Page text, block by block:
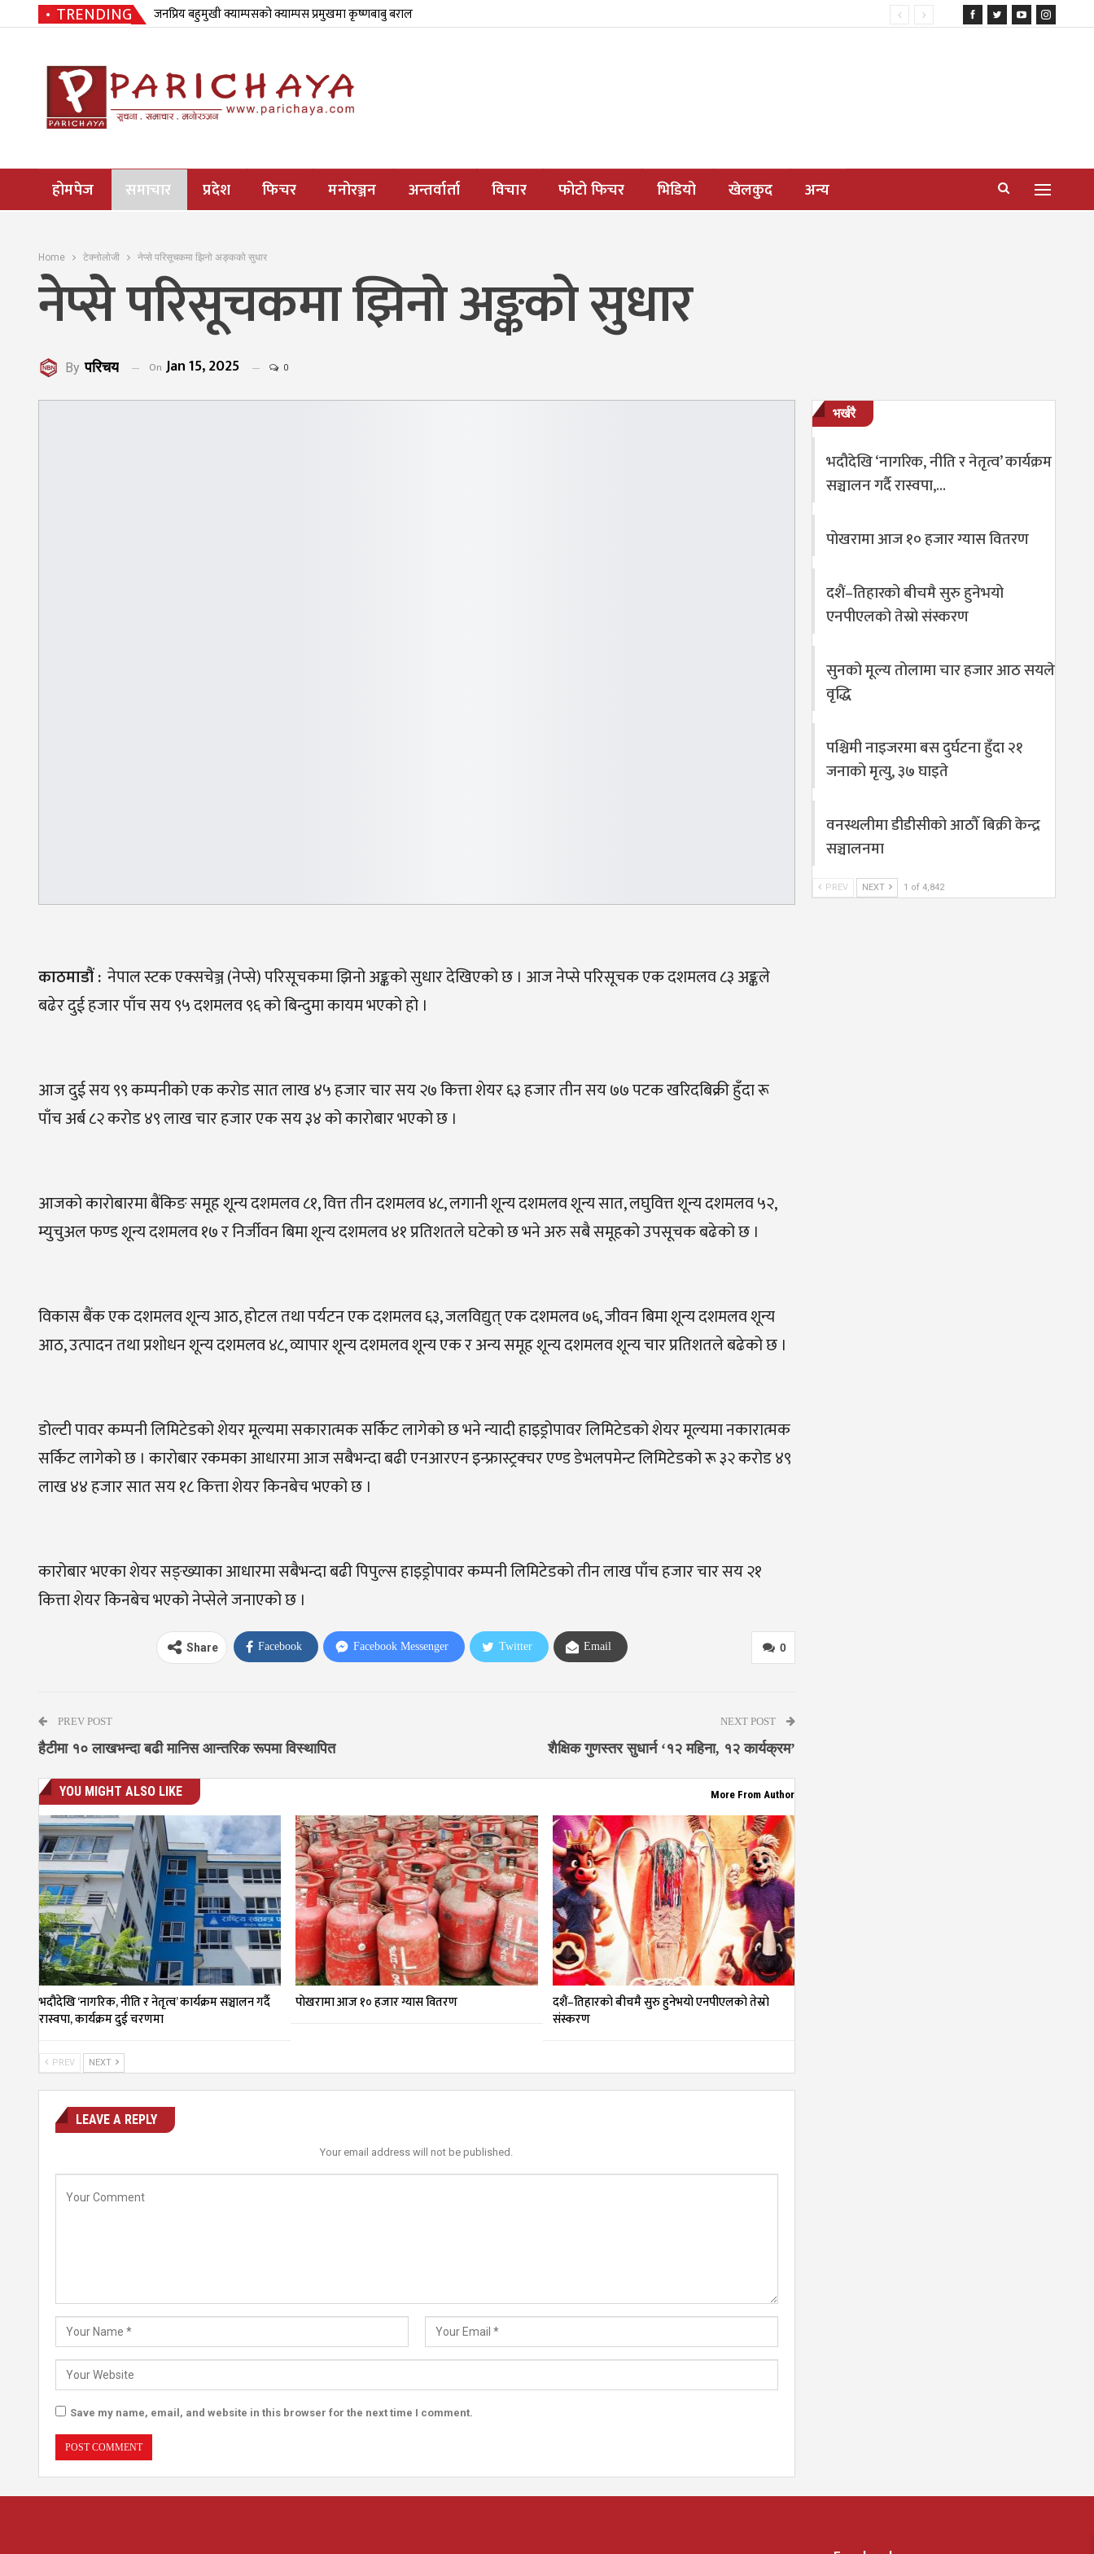
TRENDING जनप्रिय बहुमुखी क्याम्पसको क्याम्पस प्रमुखमा कृष्णबाबु बराल
होमपेज समाचार प्रदेश फिचर मनोरञ्जन अन्तर्वार्ता विचार फोटो फिचर भिडियो खेलकुद अन्य
Home टेक्नोलोजी नेप्से परिसूचकमा झिनो अङ्कको सुधार
नेप्से परिसूचकमा झिनो अङ्कको सुधार
By परिचय On Jan 15, 2025 0
काठमाडौं: नेपाल स्टक एक्सचेञ्ज (नेप्से) परिसूचकमा झिनो अङ्कको सुधार देखिएको छ । आज नेप्से परिसूचक एक दशमलव ८३ अङ्कले
बढेर दुई हजार पाँच सय ९५ दशमलव ९६ को बिन्दुमा कायम भएको हो ।
आज दुई सय ९९ कम्पनीको एक करोड सात लाख ४५ हजार चार सय २७ कित्ता शेयर ६३ हजार तीन सय ७७ पटक खरिदबिक्री हुँदा रू
पाँच अर्ब ८२ करोड ४९ लाख चार हजार एक सय ३४ को कारोबार भएको छ ।
आजको कारोबारमा बैंकिङ समूह शून्य दशमलव ८१, वित्त तीन दशमलव ४८, लगानी शून्य दशमलव शून्य सात, लघुवित्त शून्य दशमलव ५२,
म्युचुअल फण्ड शून्य दशमलव १७ र निर्जीवन बिमा शून्य दशमलव ४१ प्रतिशतले घटेको छ भने अरु सबै समूहको उपसूचक बढेको छ ।
विकास बैंक एक दशमलव शून्य आठ, होटल तथा पर्यटन एक दशमलव ६३, जलविद्युत् एक दशमलव ७६, जीवन बिमा शून्य दशमलव शून्य
आठ, उत्पादन तथा प्रशोधन शून्य दशमलव ४८, व्यापार शून्य दशमलव शून्य एक र अन्य समूह शून्य दशमलव शून्य चार प्रतिशतले बढेको छ ।
डोल्टी पावर कम्पनी लिमिटेडको शेयर मूल्यमा सकारात्मक सर्किट लागेको छ भने न्यादी हाइड्रोपावर लिमिटेडको शेयर मूल्यमा नकारात्मक
सर्किट लागेको छ । कारोबार रकमका आधारमा आज सबैभन्दा बढी एनआरएन इन्फ्रास्ट्रक्चर एण्ड डेभलपमेन्ट लिमिटेडको रू ३२ करोड ४९
लाख ४४ हजार सात सय १८ कित्ता शेयर किनबेच भएको छ ।
कारोबार भएका शेयर सङ्ख्याका आधारमा सबैभन्दा बढी पिपुल्स हाइड्रोपावर कम्पनी लिमिटेडको तीन लाख पाँच हजार चार सय २१
कित्ता शेयर किनबेच भएको नेप्सेले जनाएको छ ।
0
Share Facebook Facebook Messenger Twitter Email
PREV POST
हैटीमा १० लाखभन्दा बढी मानिस आन्तरिक रूपमा विस्थापित
NEXT POST
शैक्षिक गुणस्तर सुधार्न ‘१२ महिना, १२ कार्यक्रम’
YOU MIGHT ALSO LIKE More From Author
भदौदेखि ‘नागरिक, नीति र नेतृत्व’ कार्यक्रम सञ्चालन गर्दै
रास्वपा, कार्यक्रम दुई चरणमा
पोखरामा आज १० हजार ग्यास वितरण
दशैं–तिहारको बीचमै सुरु हुनेभयो एनपीएलको तेस्रो
संस्करण
PREV NEXT
LEAVE A REPLY
Your email address will not be published.
Save my name, email, and website in this browser for the next time I comment.
भर्खरै
भदौदेखि ‘नागरिक, नीति र नेतृत्व’ कार्यक्रम
सञ्चालन गर्दै रास्वपा,…
पोखरामा आज १० हजार ग्यास वितरण
दशैं–तिहारको बीचमै सुरु हुनेभयो
एनपीएलको तेस्रो संस्करण
सुनको मूल्य तोलामा चार हजार आठ सयले
वृद्धि
पश्चिमी नाइजरमा बस दुर्घटना हुँदा २१
जनाको मृत्यु, ३७ घाइते
वनस्थलीमा डीडीसीको आठौँ बिक्री केन्द्र
सञ्चालनमा
PREV NEXT 1 of 4,842